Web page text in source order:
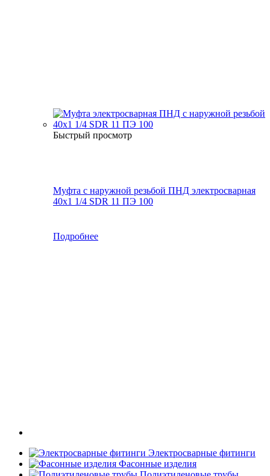
Быстрый просмотр
Муфта с наружной резьбой ПНД электросварная
40x1 1/4 SDR 11 ПЭ 100
Подробнее
Электросварные фитинги
Фасонные изделия